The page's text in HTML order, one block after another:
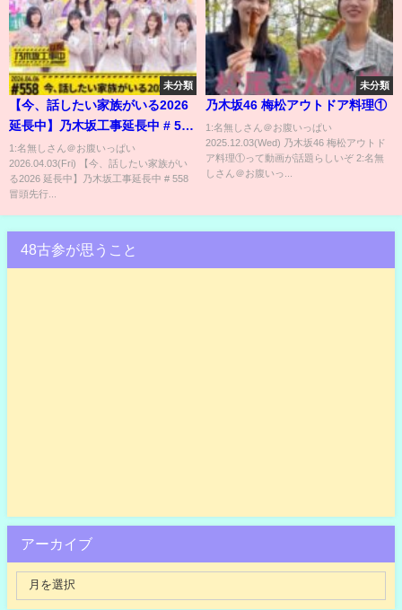
未分類
【今、話したい家族がいる2026
延長中】乃木坂工事延長中 # 558
冒頭先行公開
1:名無しさん＠お腹いっぱい
2026.04.03(Fri) 【今、話したい家族がい
る2026 延長中】乃木坂工事延長中 # 558
冒頭先行...
未分類
乃木坂46 梅松アウトドア料理①
1:名無しさん＠お腹いっぱい
2025.12.03(Wed) 乃木坂46 梅松アウトド
ア料理①って動画が話題らしいぞ 2:名無
しさん＠お腹いっ...
48古参が思うこと
アーカイブ